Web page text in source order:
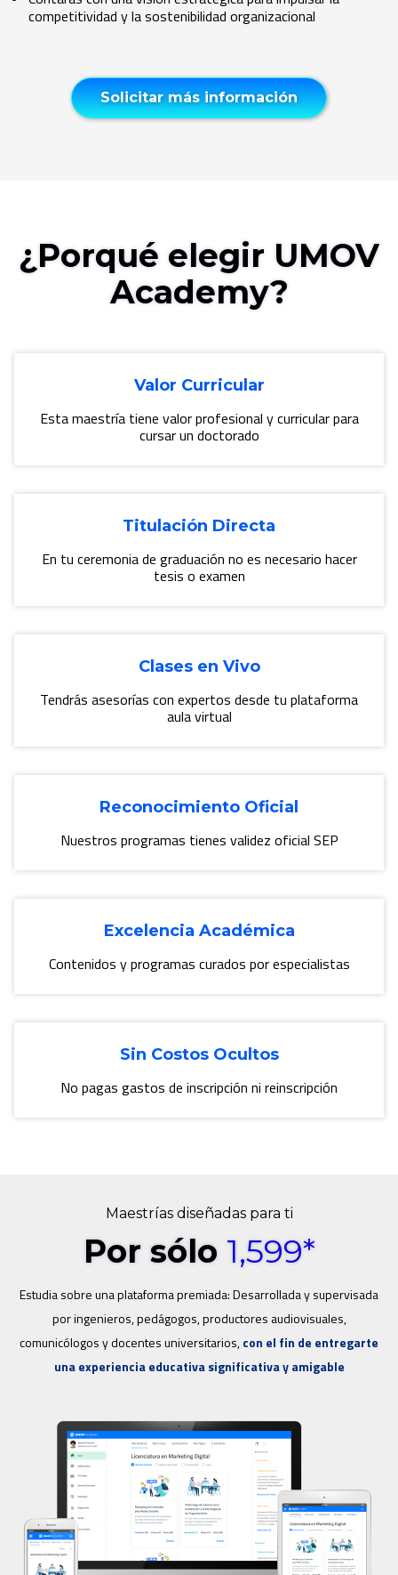
competitividad y la sostenibilidad organizacional
Solicitar más información
¿Porqué elegir UMOV
Academy?
Valor Curricular
Esta maestría tiene valor profesional y curricular para
cursar un doctorado
Titulación Directa
En tu ceremonia de graduación no es necesario hacer
tesis o examen
Clases en Vivo
Tendrás asesorías con expertos desde tu plataforma
aula virtual
Reconocimiento Oficial
Nuestros programas tienes validez oficial SEP
Excelencia Académica
Contenidos y programas curados por especialistas
Sin Costos Ocultos
No pagas gastos de inscripción ni reinscripción
Maestrías diseñadas para ti
Por sólo 1,599*
Estudia sobre una plataforma premiada: Desarrollada y supervisada
por ingenieros, pedágogos, productores audiovisuales,
comunicólogos y docentes universitarios,con el fin de entregarte
una experiencia educativa significativa y amigable